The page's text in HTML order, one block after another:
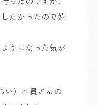
たかったので嬉
うになった気が
い）社員さんの